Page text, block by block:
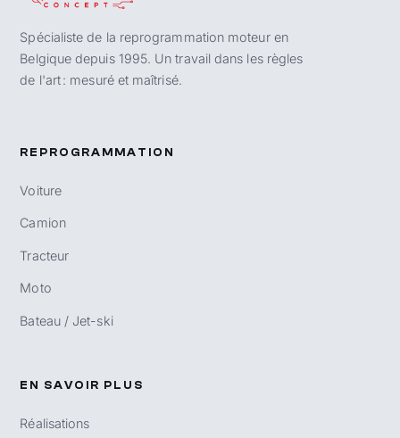
Spécialiste de la reprogrammation moteur en
Belgique depuis 1995. Un travail dans les règles
de l'art : mesuré et maîtrisé.
REPROGRAMMATION
Voiture
Camion
Tracteur
Moto
Bateau / Jet-ski
EN SAVOIR PLUS
Réalisations